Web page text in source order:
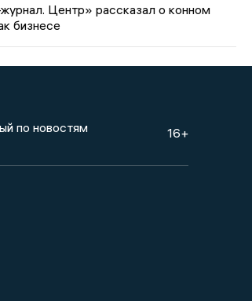
Центр» рассказал о конном
бизнесе
по новостям 16+